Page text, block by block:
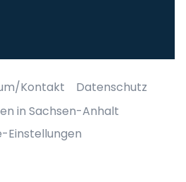
Kontakt
Datenschutz
in Sachsen-Anhalt
Einstellungen